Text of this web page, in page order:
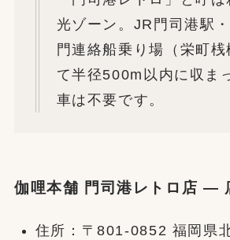
光ゾーン。JR門司港駅
門連絡船乗り場（栄町
て半径500m以内に収ま
車は不要です。
伽哩本舗 門司港レトロ店 —
住所：〒801-0852 福岡県